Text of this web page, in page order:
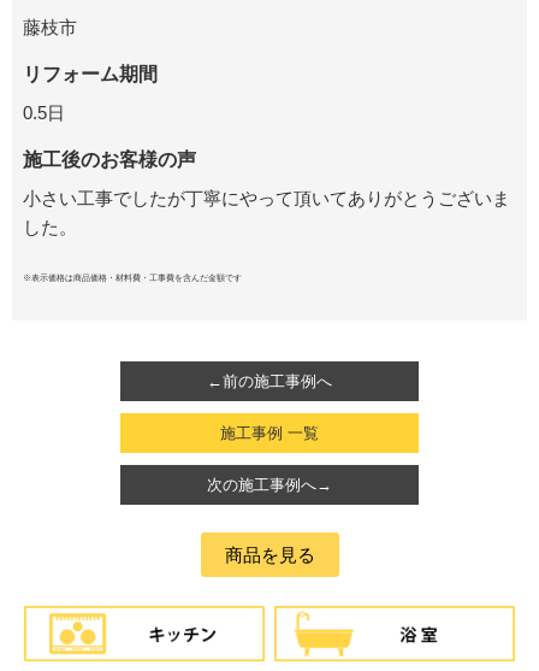
藤枝市
リフォーム期間
0.5日
施工後のお客様の声
小さい工事でしたが丁寧にやって頂いてありがとうございま
した。
※表示価格は商品価格・材料費・工事費を含んだ金額です
←前の施工事例へ
施工事例 一覧
次の施工事例へ→
商品を見る